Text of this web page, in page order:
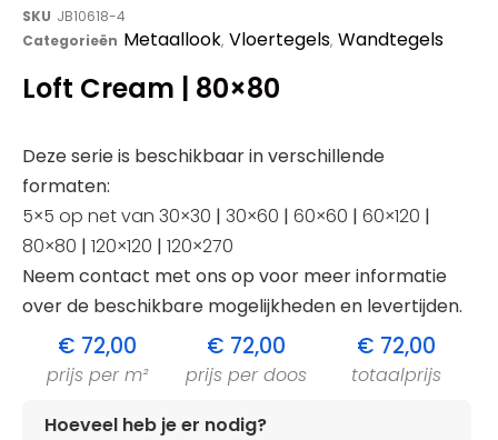
SKU JB10618-4
Categorieën Metaallook, Vloertegels, Wandtegels
Loft Cream | 80×80
Deze serie is beschikbaar in verschillende
formaten:
5×5 op net van 30×30 | 30×60 | 60×60 | 60×120 |
80×80 | 120×120 | 120×270
Neem contact met ons op voor meer informatie
over de beschikbare mogelijkheden en levertijden.
€ 72,00
prijs per m²
€ 72,00
prijs per doos
€ 72,00
totaalprijs
Hoeveel heb je er nodig?